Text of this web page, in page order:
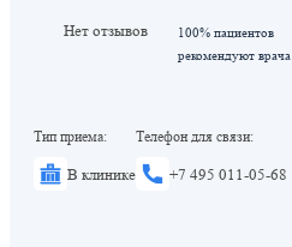
Нет отзывов
100% пациентов
рекомендуют врача
Тип приема:
В клинике
Телефон для связи:
+7 495 011-05-68